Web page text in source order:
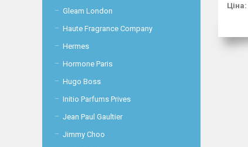
Ціна:
Gleam London
Haute Fragrance Company
Hermes
Hormone Paris
Hugo Boss
Initio Parfums Prives
Jean Paul Gaultier
Jimmy Choo